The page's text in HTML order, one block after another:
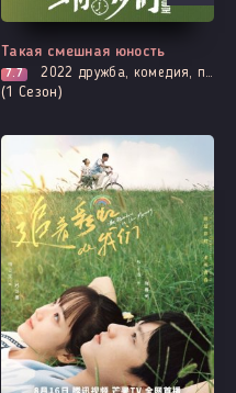
Все серии
Такая смешная юность
7.7 2022 дружба, комедия, про молодость и любовь, про школу и школьников
(1 Сезон)